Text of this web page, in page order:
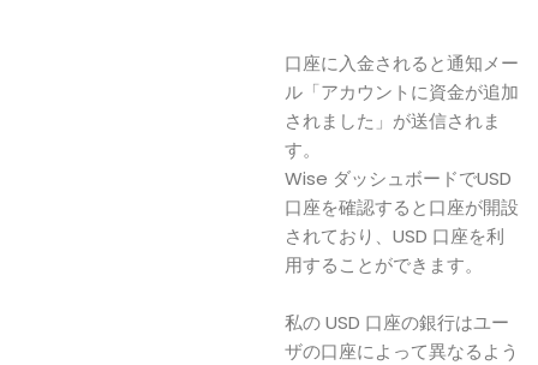
口座に入金されると通知メー
ル「アカウントに資金が追加
されました」が送信されま
す。
Wise ダッシュボードでUSD
口座を確認すると口座が開設
されており、USD 口座を利
用することができます。
私の USD 口座の銀行はユー
ザの口座によって異なるよう